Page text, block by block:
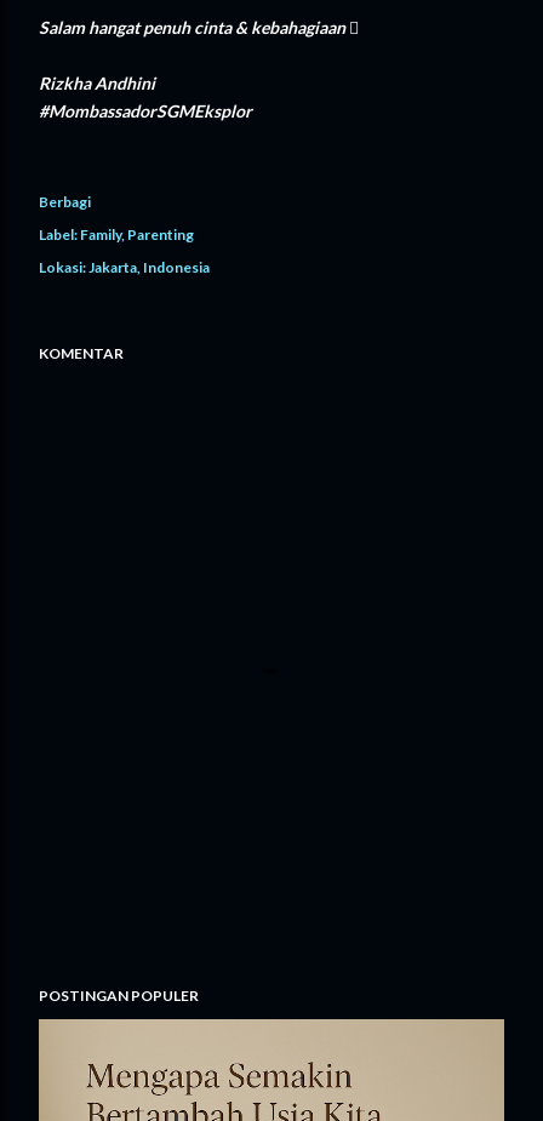
Salam hangat penuh cinta & kebahagiaan
Rizkha Andhini
#MombassadorSGMEksplor
Berbagi
Label: Family Parenting
Lokasi: Jakarta, Indonesia
KOMENTAR
POSTINGAN POPULER